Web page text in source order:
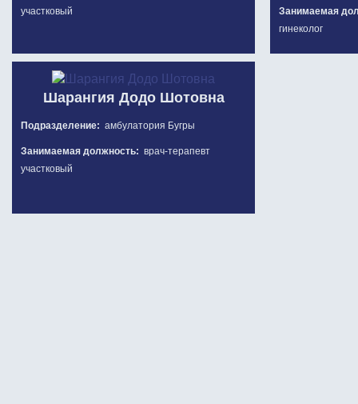
участковый
Занимаемая
гинеколог
Шарангия Додо Шотовна
Подразделение: амбулатория Бугры
Занимаемая должность: врач-терапевт
участковый